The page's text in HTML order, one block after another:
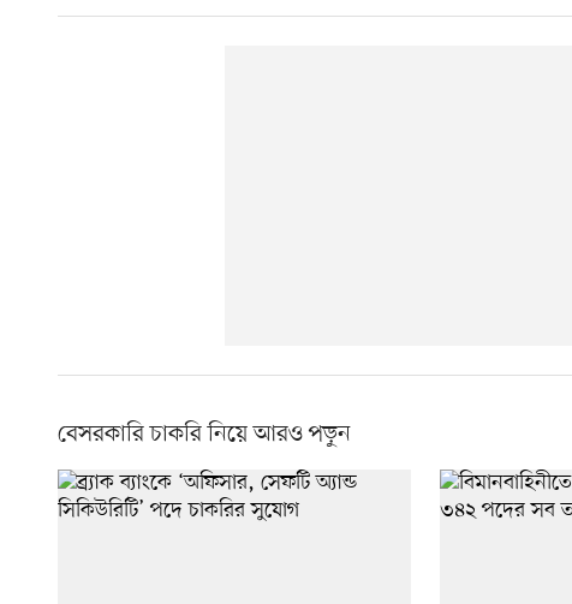
বেসরকারি চাকরি নিয়ে আরও পড়ুন